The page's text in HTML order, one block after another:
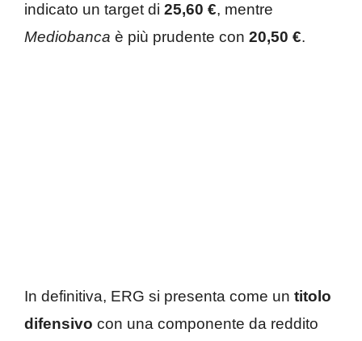
indicato un target di 25,60 €, mentre
Mediobanca è più prudente con 20,50 €.
In definitiva, ERG si presenta come un titolo
difensivo con una componente da reddito